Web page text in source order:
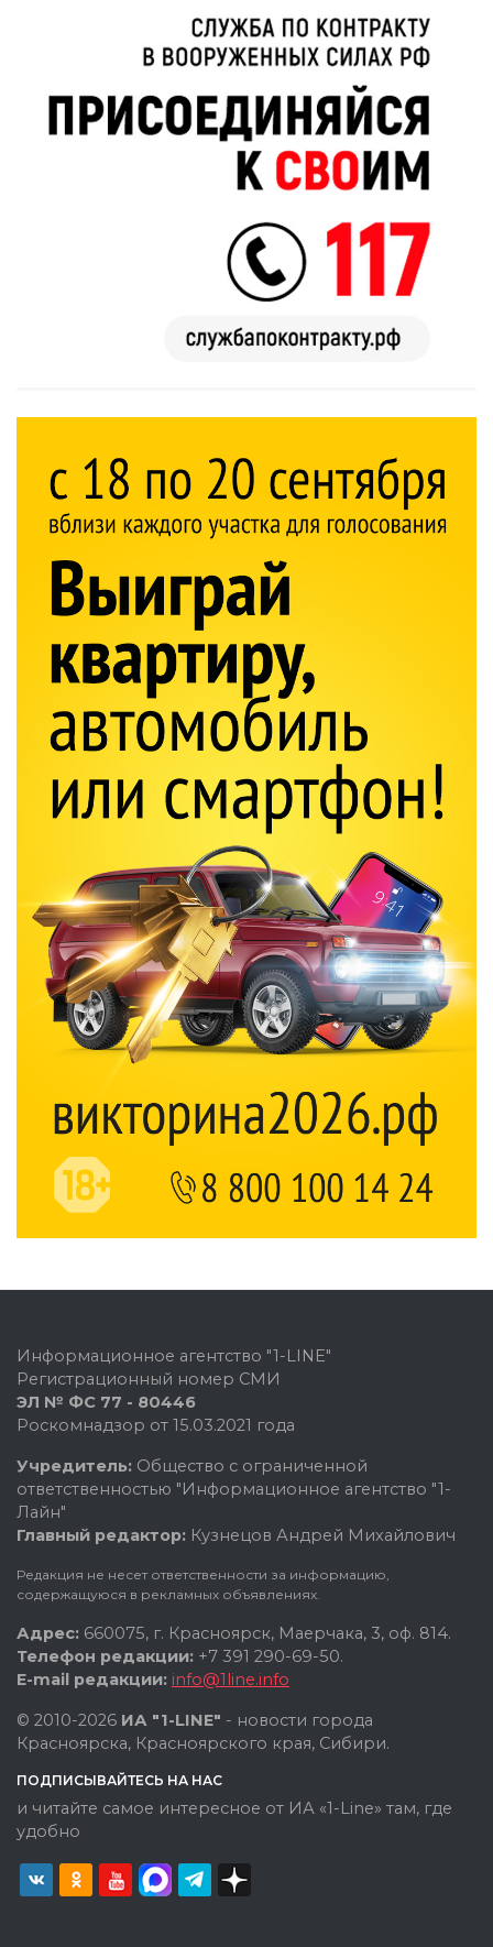
Информационное агентство "1-LINE"
Регистрационный номер СМИ
ЭЛ № ФС 77 - 80446
Роскомнадзор от 15.03.2021 года
Учредитель: Общество с ограниченной
ответственностью "Информационное агентство "1-
Лайн"
Главный редактор: Кузнецов Андрей Михайлович
Редакция не несет ответственности за информацию,
содержащуюся в рекламных объявлениях.
Адрес: 660075, г. Красноярск, Маерчака, 3, оф. 814.
Телефон редакции: +7 391 290-69-50.
E-mail редакции: info@1line.info
© 2010-2026 ИА "1-LINE" - новости города
Красноярска, Красноярского края, Сибири.
ПОДПИСЫВАЙТЕСЬ НА НАС
и читайте самое интересное от ИА «1-Line» там, где
удобно